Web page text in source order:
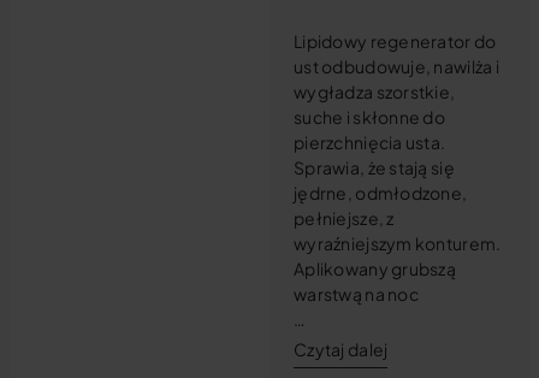
Lipidowy regenerator do
ust odbudowuje, nawilża i
wygładza szorstkie,
suche i skłonne do
pierzchnięcia usta.
Sprawia, że stają się
jędrne, odmłodzone,
pełniejsze, z
wyraźniejszym konturem.
Aplikowany grubszą
warstwą na noc
…
Czytaj dalej